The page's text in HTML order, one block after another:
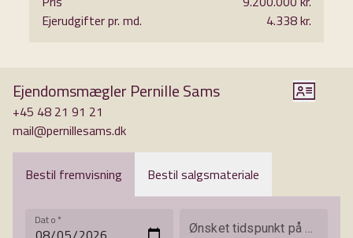
komfort – perfekt til familien, der ønsker noget helt særligt i
hjertet af Slagelse.
Ejerudgifter pr. md.
4.338 kr.
Ejendomsmægler Pernille Sams
+45 48 21 91 21
mail@pernillesams.dk
Bestil fremvisning Bestil salgsmateriale
Dato *
Ønsket tidspunkt på dagen